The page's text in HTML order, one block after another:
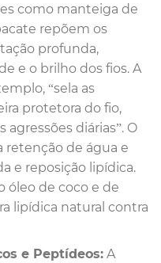
como manteiga de
repõem os
profunda,
e o brilho dos fios. A
“sela as
protetora do fio,
diárias”. O
de água e
e reposição lipídica.
óleo de coco e de
lipídica natural contra
e Peptídeos:A